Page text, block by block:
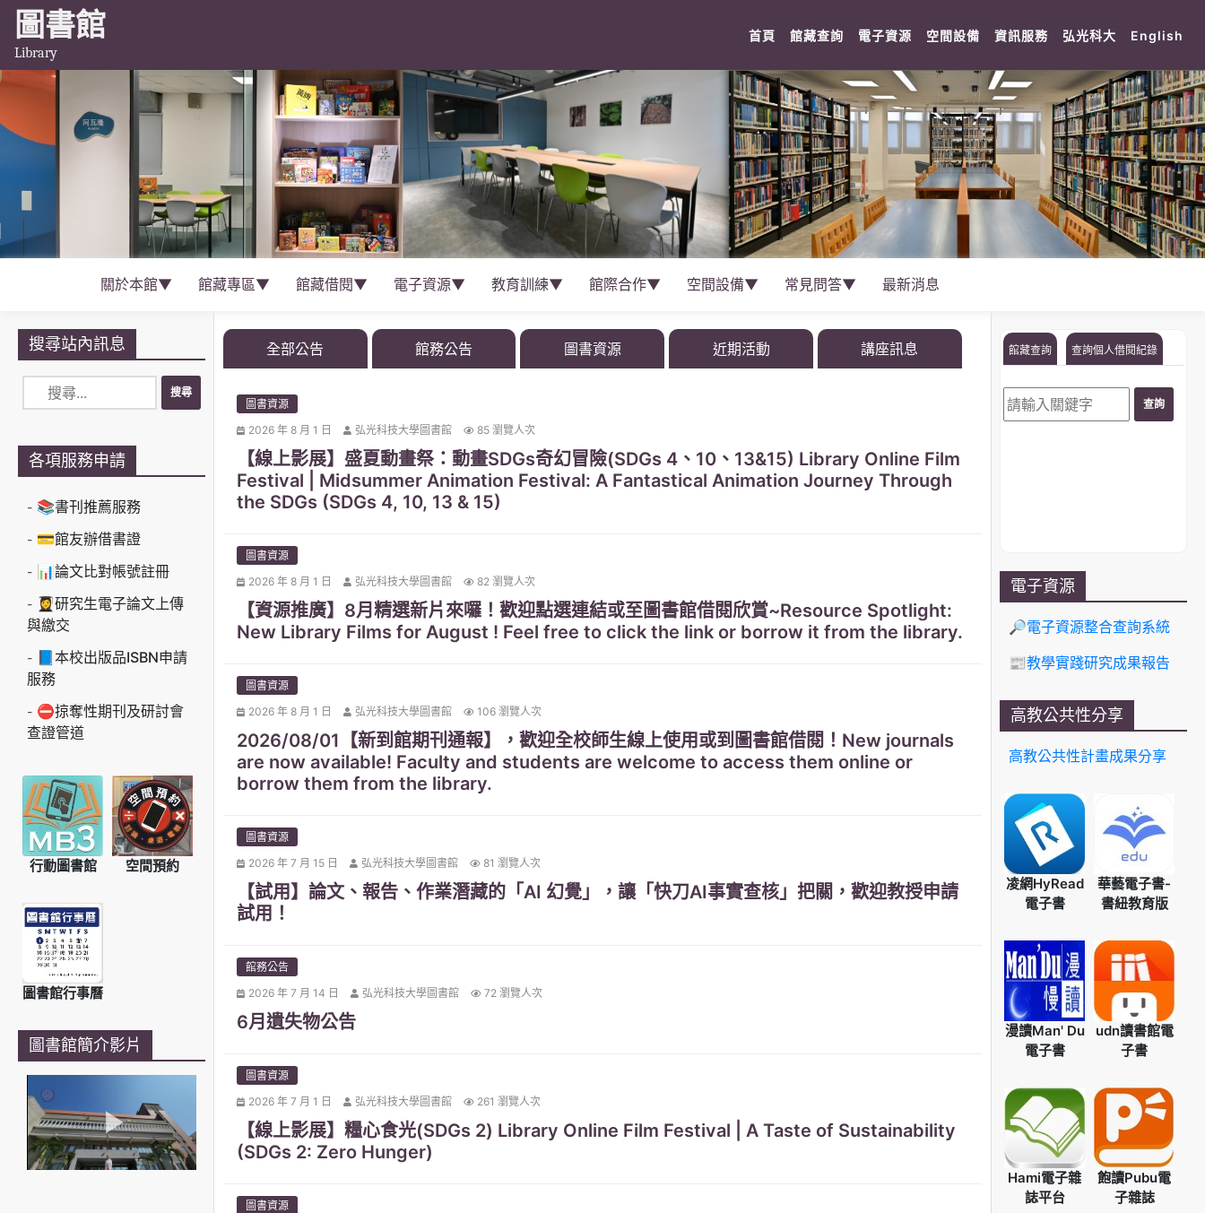
圖書館
Library
首頁 (current)
館藏查詢 (current)
電子資源 (current)
空間設備 (current)
資訊服務 (current)
弘光科大 (current)
English
關於本館▼ 館藏專區▼ 館藏借閱▼ 電子資源▼ 教育訓練▼ 館際合作▼ 空間設備▼ 常見問答▼ 最新消息
搜尋站內訊息
各項服務申請
📚書刊推薦服務
💳館友辦借書證
📊論文比對帳號註冊
👩‍🎓研究生電子論文上傳
與繳交
📘本校出版品ISBN申請
服務
⛔掠奪性期刊及研討會
查證管道
行動圖書館 空間預約
圖書館行事曆
圖書館簡介影片
全部公告 館務公告 圖書資源 近期活動 講座訊息
圖書資源
2026 年 8 月 1 日
弘光科技大學圖書館 85 瀏覽人次
【線上影展】盛夏動畫祭：動畫SDGs奇幻冒險(SDGs 4、10、13&15) Library Online Film
Festival | Midsummer Animation Festival: A Fantastical Animation Journey Through
the SDGs (SDGs 4, 10, 13 & 15)
圖書資源
2026 年 8 月 1 日
弘光科技大學圖書館 82 瀏覽人次
【資源推廣】8月精選新片來囉！歡迎點選連結或至圖書館借閱欣賞~Resource Spotlight:
New Library Films for August ! Feel free to click the link or borrow it from the library.
圖書資源
2026 年 8 月 1 日
弘光科技大學圖書館 106 瀏覽人次
2026/08/01【新到館期刊通報】，歡迎全校師生線上使用或到圖書館借閱！New journals
are now available! Faculty and students are welcome to access them online or
borrow them from the library.
圖書資源
2026 年 7 月 15 日
弘光科技大學圖書館 81 瀏覽人次
【試用】論文、報告、作業潛藏的「AI 幻覺」，讓「快刀AI事實查核」把關，歡迎教授申請
試用！
館務公告
2026 年 7 月 14 日
弘光科技大學圖書館 72 瀏覽人次
6月遺失物公告
圖書資源
2026 年 7 月 1 日
弘光科技大學圖書館 261 瀏覽人次
【線上影展】糧心食光(SDGs 2) Library Online Film Festival | A Taste of Sustainability
(SDGs 2: Zero Hunger)
圖書資源
館藏查詢 查詢個人借閱紀錄
電子資源
🔎電子資源整合查詢系統
📰教學實踐研究成果報告
高教公共性分享
高教公共性計畫成果分享
凌網HyRead
電子書
華藝電子書-
書紐教育版
漫讀Man' Du
電子書
udn讀書館電
子書
Hami電子雜
誌平台
飽讀Pubu電
子雜誌